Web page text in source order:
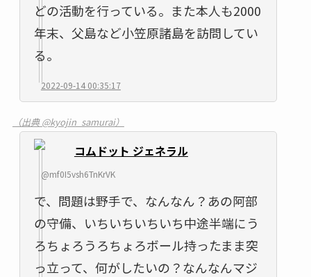
どの活動を行っている。また本人も2000
年末、父島など小笠原諸島を訪問してい
る。
2022-09-14 00:35:17
（出典 @kyojin_samurai）
コムドット ジェネラル
@mf0I5vsh6TnKrVK
で、問題は野手で、なんなん？あの阿部
の守備、いちいちいちいち中途半端にう
ろちょろうろちょろボール持ったまま突
っ立って、何がしたいの？なんなんマジ